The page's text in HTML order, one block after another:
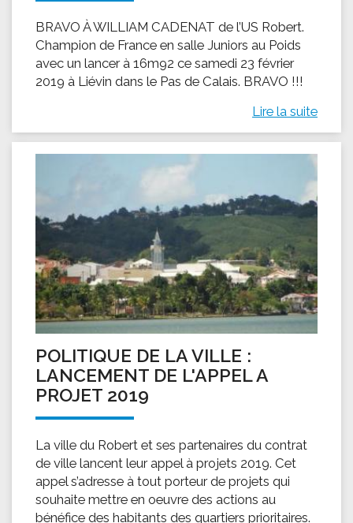
BRAVO À WILLIAM CADENAT de l’US Robert.
Champion de France en salle Juniors au Poids
avec un lancer à 16m92 ce samedi 23 février
2019 à Liévin dans le Pas de Calais. BRAVO !!!
Lire la suite
POLITIQUE DE LA VILLE :
LANCEMENT DE L'APPEL A
PROJET 2019
La ville du Robert et ses partenaires du contrat
de ville lancent leur appel à projets 2019. Cet
appel s’adresse à tout porteur de projets qui
souhaite mettre en oeuvre des actions au
bénéfice des habitants des quartiers prioritaires.